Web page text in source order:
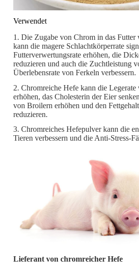
Verwendet
1. Die Zugabe von Chrom in das Futter
kann die magere Schlachtkörperrate
Futterverwertungsrate erhöhen, die
reduzieren und auch die Zuchtleistung
Überlebensrate von Ferkeln verbessern.
2. Chromreiche Hefe kann die Legerate
erhöhen, das Cholesterin der Eier
von Broilern erhöhen und den
reduzieren.
3. Chromreiches Hefepulver kann die
Tieren verbessern und die Anti-Stress-
Lieferant von chromreicher Hefe